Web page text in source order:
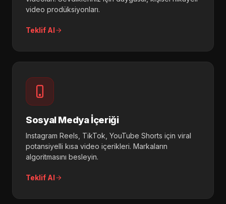
video prodüksiyonları.
Teklif Al
Sosyal Medya İçeriği
Instagram Reels, TikTok, YouTube Shorts için viral
potansiyelli kısa video içerikleri. Markaların
algoritmasını besleyin.
Teklif Al